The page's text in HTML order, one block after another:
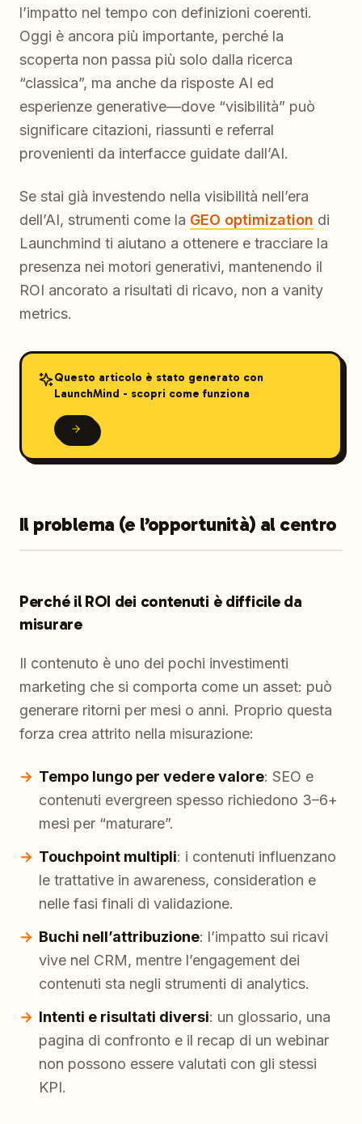
l’impatto nel tempo con definizioni coerenti.
Oggi è ancora più importante, perché la
scoperta non passa più solo dalla ricerca
“classica”, ma anche da risposte AI ed
esperienze generative—dove “visibilità” può
significare citazioni, riassunti e referral
provenienti da interfacce guidate dall’AI.
Se stai già investendo nella visibilità nell’era
dell’AI, strumenti come la GEO optimization di
Launchmind ti aiutano a ottenere e tracciare la
presenza nei motori generativi, mantenendo il
ROI ancorato a risultati di ricavo, non a vanity
metrics.
Questo articolo è stato generato con
LaunchMind - scopri come funziona
Il problema (e l’opportunità) al centro
Perché il ROI dei contenuti è difficile da
misurare
Il contenuto è uno dei pochi investimenti
marketing che si comporta come un asset: può
generare ritorni per mesi o anni. Proprio questa
forza crea attrito nella misurazione:
Tempo lungo per vedere valore: SEO e
contenuti evergreen spesso richiedono 3–6+
mesi per “maturare”.
Touchpoint multipli: i contenuti influenzano
le trattative in awareness, consideration e
nelle fasi finali di validazione.
Buchi nell’attribuzione: l’impatto sui ricavi
vive nel CRM, mentre l’engagement dei
contenuti sta negli strumenti di analytics.
Intenti e risultati diversi: un glossario, una
pagina di confronto e il recap di un webinar
non possono essere valutati con gli stessi
KPI.